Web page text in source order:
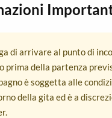
di arrivare al punto di
prima della partenza
è soggetta alle
della gita ed è a